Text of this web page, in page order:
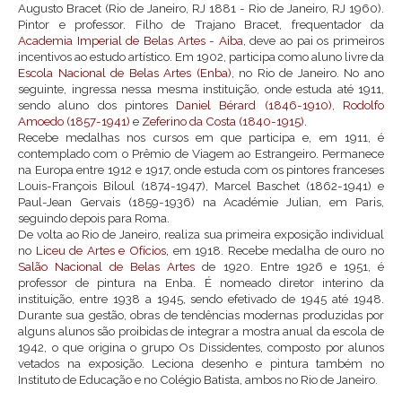
Augusto Bracet (Rio de Janeiro, RJ 1881 - Rio de Janeiro, RJ 1960).
Pintor e professor. Filho de Trajano Bracet, frequentador da
Academia Imperial de Belas Artes - Aiba , deve ao pai os primeiros
incentivos ao estudo artístico. Em 1902, participa como aluno livre da
Escola Nacional de Belas Artes (Enba) , no Rio de Janeiro. No ano
seguinte, ingressa nessa mesma instituição, onde estuda até 1911,
sendo aluno dos pintores Daniel Bérard (1846-1910)
Rodolfo
Amoedo (1857-1941) e Zeferino da Costa (1840-1915)
Recebe medalhas nos cursos em que participa e, em 1911, é
contemplado com o Prêmio de Viagem ao Estrangeiro. Permanece
na Europa entre 1912 e 1917, onde estuda com os pintores franceses
Louis-François Biloul (1874-1947), Marcel Baschet (1862-1941) e
Paul-Jean Gervais (1859-1936) na Académie Julian, em Paris,
seguindo depois para Roma.
De volta ao Rio de Janeiro, realiza sua primeira exposição individual
no Liceu de Artes e Ofícios, em 1918. Recebe medalha de ouro no
Salão Nacional de Belas Artes de 1920. Entre 1926 e 1951, é
professor de pintura na Enba. É nomeado diretor interino da
instituição, entre 1938 a 1945, sendo efetivado de 1945 até 1948.
Durante sua gestão, obras de tendências modernas produzidas por
alguns alunos são proibidas de integrar a mostra anual da escola de
1942, o que origina o grupo Os Dissidentes, composto por alunos
vetados na exposição. Leciona desenho e pintura também no
Instituto de Educação e no Colégio Batista, ambos no Rio de Janeiro.